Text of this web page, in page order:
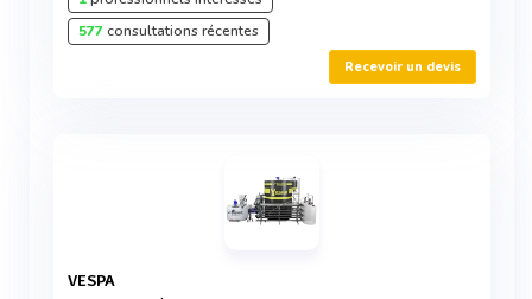
577consultations récentes
Recevoir un devis
VESPA